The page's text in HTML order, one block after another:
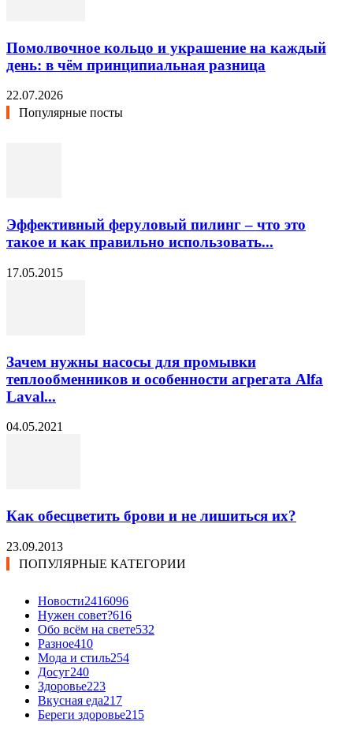
Помолвочное кольцо и украшение на каждый
день: в чём принципиальная разница
22.07.2026
Популярные посты
Эффективный феруловый пилинг – что это
такое и как правильно использовать...
17.05.2015
Зачем нужны насосы для промывки
теплообменников и особенности агрегата Alfa
Laval...
04.05.2021
Как обесцветить брови и не лишиться их?
23.09.2013
ПОПУЛЯРНЫЕ КАТЕГОРИИ
Новости2416096
Нужен совет?616
Обо всём на свете532
Разное410
Мода и стиль254
Досуг240
Здоровье223
Вкусная еда217
Береги здоровье215